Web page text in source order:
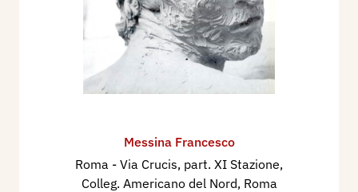
Messina Francesco
Roma - Via Crucis, part. XI Stazione,
Colleg. Americano del Nord, Roma